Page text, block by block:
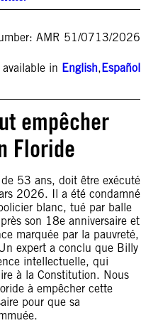
AMR 51/0713/2026
available in English,Español
empêcher
Floride
53 ans, doit être exécuté
2026. Il a été condamné
blanc, tué par balle
son 18e anniversaire et
marquée par la pauvreté,
expert a conclu que Billy
intellectuelle, qui
à la Constitution. Nous
à empêcher cette
pour que sa